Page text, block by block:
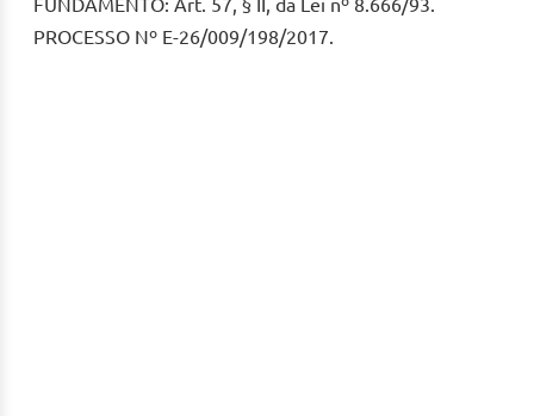
FUNDAMENTO: Art. 57, § II, da Lei nº 8.666/93.
PROCESSO Nº E-26/009/198/2017.